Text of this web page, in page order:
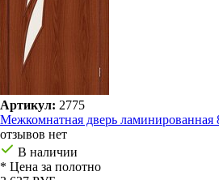
Артикул: 2775
Межкомнатная дверь ламинированная
отзывов нет
В наличии
* Цена за полотно